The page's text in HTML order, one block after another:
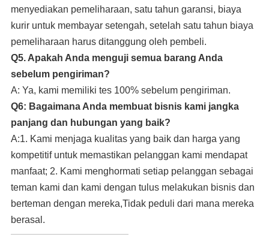
menyediakan pemeliharaan, satu tahun garansi, biaya
kurir untuk membayar setengah, setelah satu tahun biaya
pemeliharaan harus ditanggung oleh pembeli.
Q5. Apakah Anda menguji semua barang Anda
sebelum pengiriman?
A: Ya, kami memiliki tes 100% sebelum pengiriman.
Q6: Bagaimana Anda membuat bisnis kami jangka
panjang dan hubungan yang baik?
A:1. Kami menjaga kualitas yang baik dan harga yang
kompetitif untuk memastikan pelanggan kami mendapat
manfaat; 2. Kami menghormati setiap pelanggan sebagai
teman kami dan kami dengan tulus melakukan bisnis dan
berteman dengan mereka,Tidak peduli dari mana mereka
berasal.